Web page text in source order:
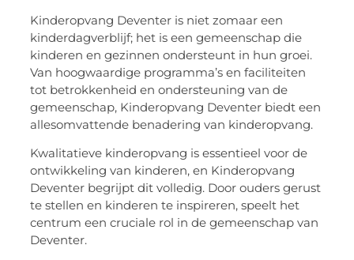
Kinderopvang Deventer is niet zomaar een
kinderdagverblijf; het is een gemeenschap die
kinderen en gezinnen ondersteunt in hun groei.
Van hoogwaardige programma’s en faciliteiten
tot betrokkenheid en ondersteuning van de
gemeenschap, Kinderopvang Deventer biedt een
allesomvattende benadering van kinderopvang.
Kwalitatieve kinderopvang is essentieel voor de
ontwikkeling van kinderen, en Kinderopvang
Deventer begrijpt dit volledig. Door ouders gerust
te stellen en kinderen te inspireren, speelt het
centrum een cruciale rol in de gemeenschap van
Deventer.